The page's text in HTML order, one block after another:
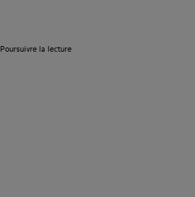
Poursuivre la lecture